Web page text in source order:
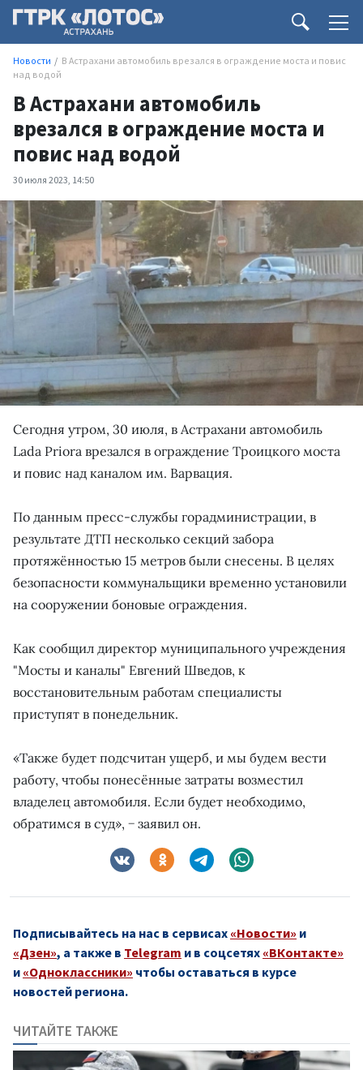
Новости
В Астрахани автомобиль врезался в ограждение моста и повис
над водой
В Астрахани автомобиль
врезался в ограждение моста и
повис над водой
30 июля 2023, 14:50
Сегодня утром, 30 июля, в Астрахани автомобиль
Lada Priora врезался в ограждение Троицкого моста
и повис над каналом им. Варвация.
По данным пресс-службы горадминистрации, в
результате ДТП несколько секций забора
протяжённостью 15 метров были снесены. В целях
безопасности коммунальщики временно установили
на сооружении боновые ограждения.
Как сообщил директор муниципального учреждения
"Мосты и каналы" Евгений Шведов, к
восстановительным работам специалисты
приступят в понедельник.
«Также будет подсчитан ущерб, и мы будем вести
работу, чтобы понесённые затраты возместил
владелец автомобиля. Если будет необходимо,
обратимся в суд», − заявил он.
Подписывайтесь на нас в сервисах «Новости» и
«Дзен», а также в Telegram и в соцсетях «ВКонтакте»
и «Одноклассники» чтобы оставаться в курсе
новостей региона.
ЧИТАЙТЕ ТАКЖЕ